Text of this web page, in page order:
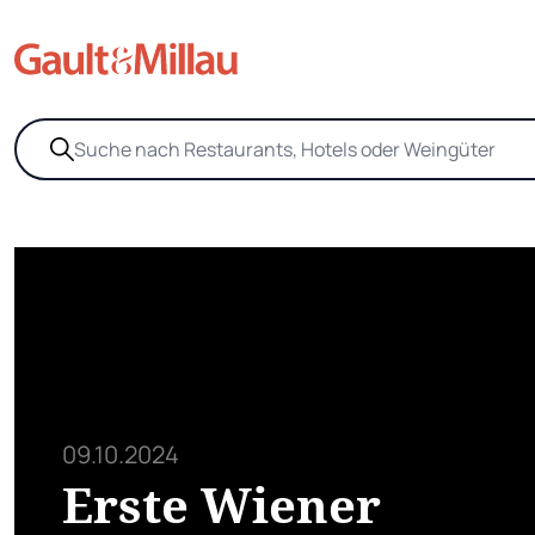
09.10.2024
Erste Wiener